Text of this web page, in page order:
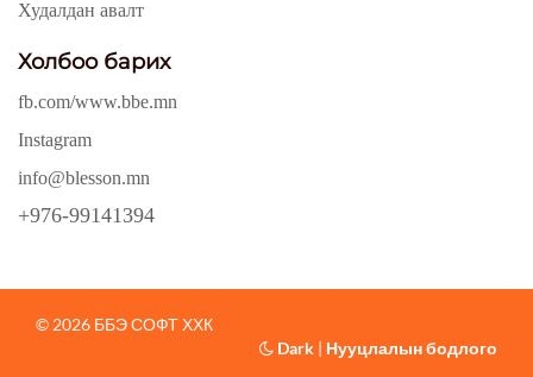
Худалдан авалт
Холбоо барих
fb.com/www.bbe.mn
Instagram
info@blesson.mn
+976-99141394
© 2026 ББЭ СОФТ ХХК
Dark | Нууцлалын бодлого